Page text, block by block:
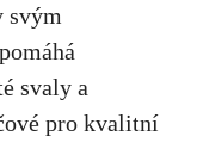
svým
svaly a
pro kvalitní